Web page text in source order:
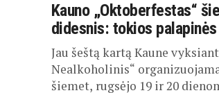
Kauno „Oktoberfestas“
didesnis: tokios
Jau šeštą kartą Kaune
Nealkoholinis“
šiemet, rugsėjo 19 ir 20